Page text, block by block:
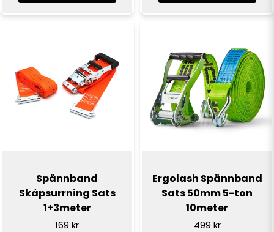
Skicka fråga
Spännband
Skåpsurrning Sats
1+3meter
169 kr
Ergolash Spännband
Sats 50mm 5-ton
10meter
499 kr